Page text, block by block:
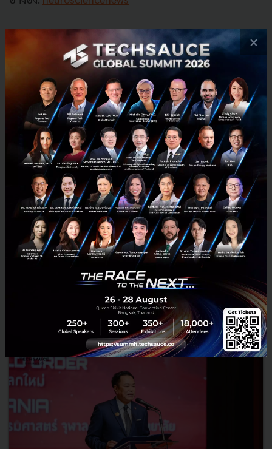
เทคโนโลยีอ่านความคิด brain-computer-interface
No comment
RELATED ARTICLE
×